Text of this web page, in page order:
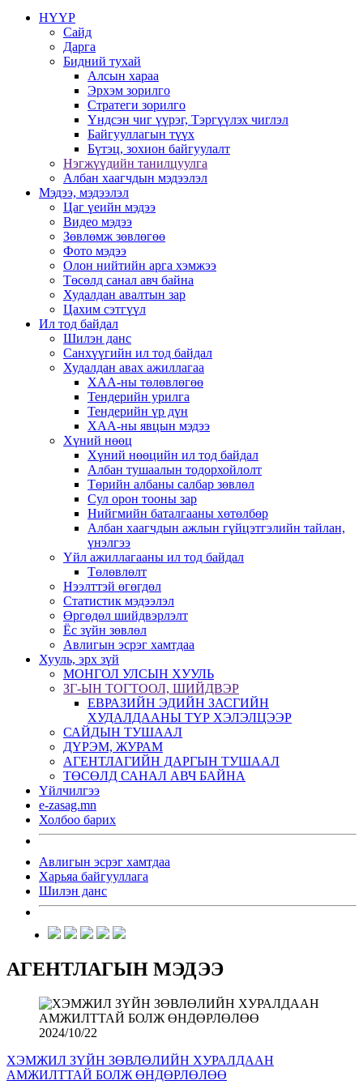
НҮҮР
Сайд
Дарга
Бидний тухай
Алсын хараа
Эрхэм зорилго
Стратеги зорилго
Үндсэн чиг үүрэг, Тэргүүлэх чиглэл
Байгууллагын түүх
Бүтэц, зохион байгуулалт
Нэгжүүдийн танилцуулга
Албан хаагчдын мэдээлэл
Мэдээ, мэдээлэл
Цаг үеийн мэдээ
Видео мэдээ
Зөвлөмж зөвлөгөө
Фото мэдээ
Олон нийтийн арга хэмжээ
Төсөлд санал авч байна
Худалдан авалтын зар
Цахим сэтгүүл
Ил тод байдал
Шилэн данс
Санхүүгийн ил тод байдал
Худалдан авах ажиллагаа
ХАА-ны төлөвлөгөө
Тендерийн урилга
Тендерийн үр дүн
ХАА-ны явцын мэдээ
Хүний нөөц
Хүний нөөцийн ил тод байдал
Албан тушаалын тодорхойлолт
Төрийн албаны салбар зөвлөл
Сул орон тооны зар
Нийгмийн баталгааны хөтөлбөр
Албан хаагчдын ажлын гүйцэтгэлийн тайлан,
үнэлгээ
Үйл ажиллагааны ил тод байдал
Төлөвлөлт
Нээлттэй өгөгдөл
Статистик мэдээлэл
Өргөдөл шийдвэрлэлт
Ёс зүйн зөвлөл
Авлигын эсрэг хамтдаа
Хууль, эрх зүй
МОНГОЛ УЛСЫН ХУУЛЬ
ЗГ-ЫН ТОГТООЛ, ШИЙДВЭР
ЕВРАЗИЙН ЭДИЙН ЗАСГИЙН
ХУДАЛДААНЫ ТҮР ХЭЛЭЛЦЭЭР
САЙДЫН ТУШААЛ
ДҮРЭМ, ЖУРАМ
АГЕНТЛАГИЙН ДАРГЫН ТУШААЛ
ТӨСӨЛД САНАЛ АВЧ БАЙНА
Үйлчилгээ
e-zasag.mn
Холбоо барих
Авлигын эсрэг хамтдаа
Харьяа байгууллага
Шилэн данс
АГЕНТЛАГЫН МЭДЭЭ
2024/10/22
ХЭМЖИЛ ЗҮЙН ЗӨВЛӨЛИЙН ХУРАЛДААН
АМЖИЛТТАЙ БОЛЖ ӨНДӨРЛӨЛӨӨ